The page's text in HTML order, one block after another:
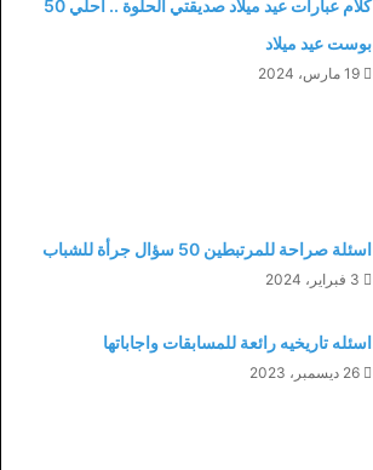
كلام عبارات عيد ميلاد صديقتي الحلوة .. احلي 50
بوست عيد ميلاد
19 مارس، 2024
اسئلة صراحة للمرتبطين 50 سؤال جرأة للشباب
3 فبراير، 2024
اسئله تاريخيه رائعة للمسابقات واجاباتها
26 ديسمبر، 2023